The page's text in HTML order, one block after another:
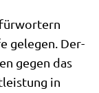
gele­gen. Der­
gegen das
in